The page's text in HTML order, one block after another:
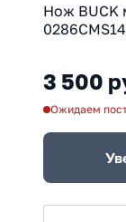
Нож BUCK
3 500
Ожидаем